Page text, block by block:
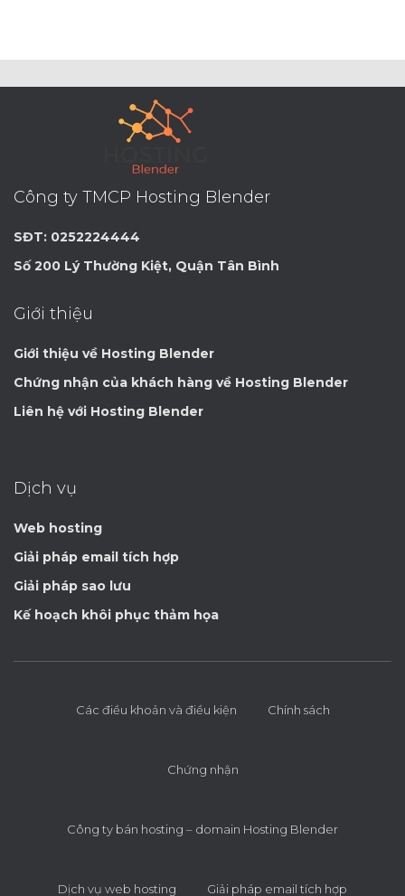
Công ty TMCP Hosting Blender
SĐT: 0252224444
Số 200 Lý Thường Kiệt, Quận Tân Bình
Giới thiệu
Giới thiệu về Hosting Blender
Chứng nhận của khách hàng về Hosting Blender
Liên hệ với Hosting Blender
Dịch vụ
Web hosting
Giải pháp email tích hợp
Giải pháp sao lưu
Kế hoạch khôi phục thảm họa
Các điều khoản và điều kiện Chính sách
Chứng nhận
Công ty bán hosting – domain Hosting Blender
Dịch vụ web hosting Giải pháp email tích hợp